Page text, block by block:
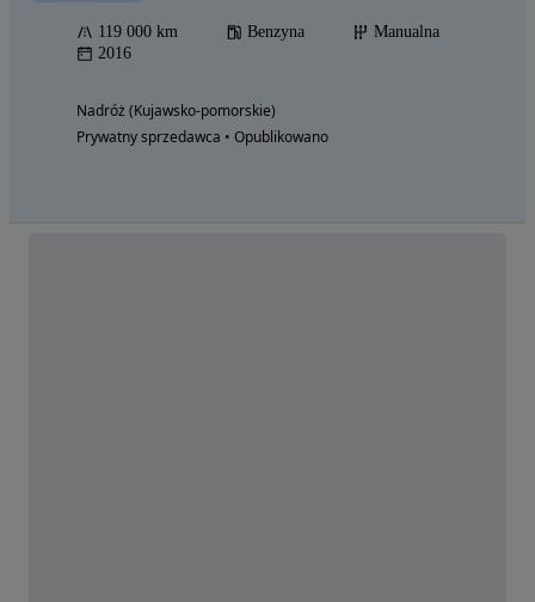
119 000 km Benzyna
Manualna
2016
Nadróż (Kujawsko-pomorskie)
Prywatny sprzedawca • Opublikowano